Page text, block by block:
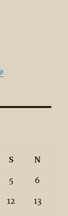
S N
5 6
12 13